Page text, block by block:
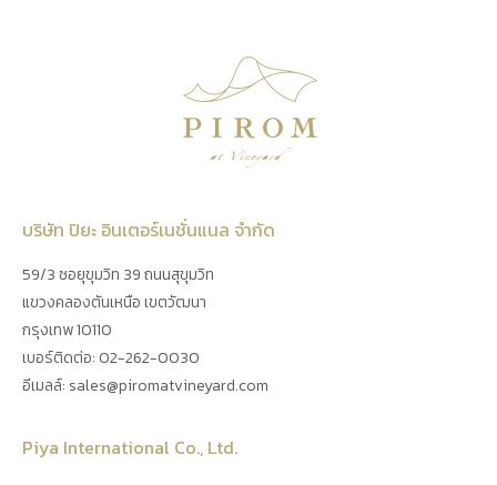
บริษัท ปิยะ อินเตอร์เนชั่นแนล จำกัด
59/3 ซอยุขุมวิท 39 ถนนสุขุมวิท
แขวงคลองตันเหนือ เขตวัฒนา
กรุงเทพ 10110
เบอร์ติดต่อ: 02-262-0030
อีเมลล์: sales@piromatvineyard.com
Piya International Co., Ltd.